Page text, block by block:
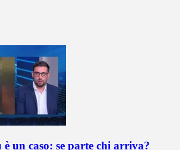
un caso: se parte chi arriva?